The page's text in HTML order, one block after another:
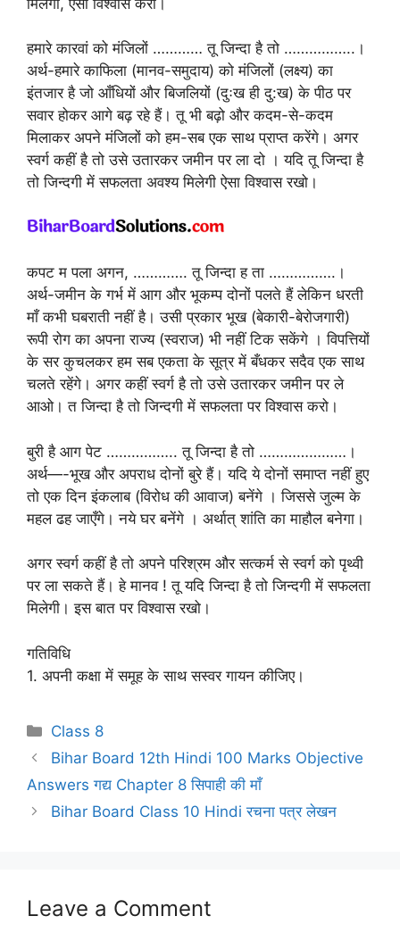
हमारे कारवां को मंजिलों ………… तू जिन्दा है तो ……………..।
अर्थ-हमारे काफिला (मानव-समुदाय) को मंजिलों (लक्ष्य) का
इंतजार है जो आँधियों और बिजलियों (दुःख ही दु:ख) के पीठ पर
सवार होकर आगे बढ़ रहे हैं। तू भी बढ़ो और कदम-से-कदम
मिलाकर अपने मंजिलों को हम-सब एक साथ प्राप्त करेंगे। अगर
स्वर्ग कहीं है तो उसे उतारकर जमीन पर ला दो । यदि तू जिन्दा है
तो जिन्दगी में सफलता अवश्य मिलेगी ऐसा विश्वास रखो।
कपट म पला अगन, …………. तू जिन्दा ह ता …………….।
अर्थ-जमीन के गर्भ में आग और भूकम्प दोनों पलते हैं लेकिन धरती
माँ कभी घबराती नहीं है। उसी प्रकार भूख (बेकारी-बेरोजगारी)
रूपी रोग का अपना राज्य (स्वराज) भी नहीं टिक सकेंगे । विपत्तियों
के सर कुचलकर हम सब एकता के सूत्र में बँधकर सदैव एक साथ
चलते रहेंगे। अगर कहीं स्वर्ग है तो उसे उतारकर जमीन पर ले
आओ। त जिन्दा है तो जिन्दगी में सफलता पर विश्वास करो।
बुरी है आग पेट …………….. तू जिन्दा है तो …………………।
अर्थ—-भूख और अपराध दोनों बुरे हैं। यदि ये दोनों समाप्त नहीं हुए
तो एक दिन इंकलाब (विरोध की आवाज) बनेंगे । जिससे जुल्म के
महल ढह जाएँगे। नये घर बनेंगे । अर्थात् शांति का माहौल बनेगा।
अगर स्वर्ग कहीं है तो अपने परिश्रम और सत्कर्म से स्वर्ग को पृथ्वी
पर ला सकते हैं। हे मानव ! तू यदि जिन्दा है तो जिन्दगी में सफलता
मिलेगी। इस बात पर विश्वास रखो।
गतिविधि
1. अपनी कक्षा में समूह के साथ सस्वर गायन कीजिए।
Categories
Class 8
Bihar Board 12th Hindi 100 Marks Objective
Answers गद्य Chapter 8 सिपाही की माँ
Bihar Board Class 10 Hindi रचना पत्र लेखन
Leave a Comment